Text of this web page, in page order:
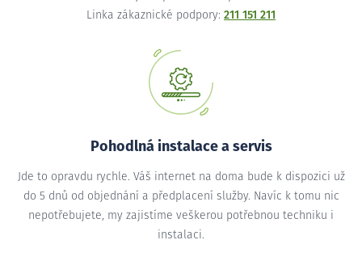
Linka zákaznické podpory: 211 151 211
Pohodlná instalace a servis
Jde to opravdu rychle. Váš internet na doma bude k dispozici už
do 5 dnů od objednání a předplacení služby. Navíc k tomu nic
nepotřebujete, my zajistíme veškerou potřebnou techniku i
instalaci.